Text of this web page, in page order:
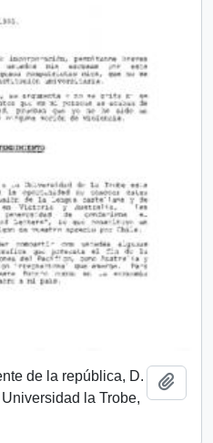
de la república, D.
la Trobe,